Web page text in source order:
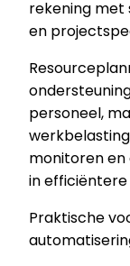
rekening met
en
personeel,
monitoren
in
Praktische